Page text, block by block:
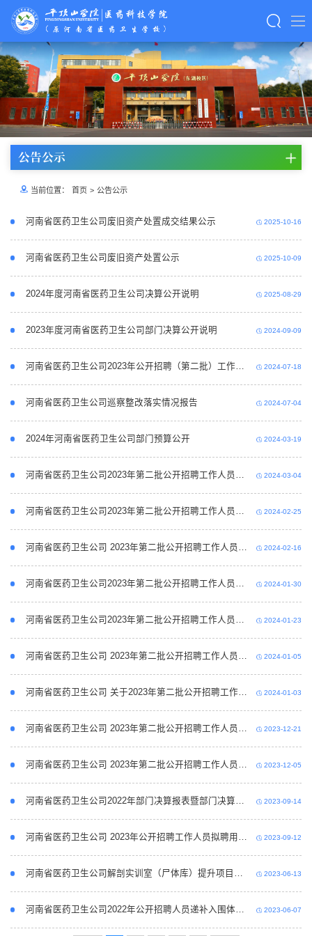
太阳成集团(tyc122cc·China)官网-SunCity
Group
公告公示
当前位置： 首页 > 公告公示
河南省医药卫生公司废旧资产处置成交结果公示 2025-10-16
河南省医药卫生公司废旧资产处置公示 2025-10-09
2024年度河南省医药卫生公司决算公开说明 2025-08-29
2023年度河南省医药卫生公司部门决算公开说明 2024-09-09
河南省医药卫生公司2023年公开招聘（第二批）工作人员拟聘用人员公示 2024-07-18
河南省医药卫生公司巡察整改落实情况报告 2024-07-04
2024年河南省医药卫生公司部门预算公开 2024-03-19
河南省医药卫生公司2023年第二批公开招聘工作人员递补入围体检人员名单的公告 2024-03-04
河南省医药卫生公司2023年第二批公开招聘工作人员面试成绩、总成绩及拟进入体检人员名单公示 2024-02-25
河南省医药卫生公司 2023年第二批公开招聘工作人员面试公告 2024-02-16
河南省医药卫生公司2023年第二批公开招聘工作人员进入面试人员名单公示 2024-01-30
河南省医药卫生公司2023年第二批公开招聘工作人员笔试成绩公示 2024-01-23
河南省医药卫生公司 2023年第二批公开招聘工作人员笔试公告 2024-01-05
河南省医药卫生公司 关于2023年第二批公开招聘工作人员 岗位核减的公告 2024-01-03
河南省医药卫生公司 2023年第二批公开招聘工作人员现场审核通知 2023-12-21
河南省医药卫生公司 2023年第二批公开招聘工作人员方案 2023-12-05
河南省医药卫生公司2022年部门决算报表暨部门决算公开说明 2023-09-14
河南省医药卫生公司 2023年公开招聘工作人员拟聘用人员公示 2023-09-12
河南省医药卫生公司解剖实训室（尸体库）提升项目成交公告 2023-06-13
河南省医药卫生公司2022年公开招聘人员递补入围体检的通知 2023-06-07